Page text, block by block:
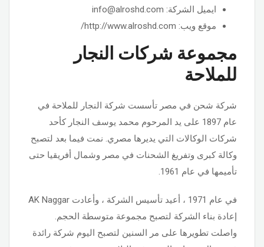
ايميل الشركة: info@alroshd.com
موقع ويب: http://www.alroshd.com/
مجموعة شركات النجار
للملاحة
شركة شحن في مصر تأسست شركة النجار للملاحة في
عام 1897 على يد المرحوم محمد يوسف النجار كأحد
شركات الوكالات التي يديرها مصري. نمت فيما بعد لتصبح
وكالة كبرى وتفريغ الشحنات في مصر وشمال أفريقيا حتى
تأميمها في عام 1961.
في عام 1971 ، أعيد تأسيس الشركة ، وأعادت AK Naggar
إعادة بناء الشركة لتصبح مجموعة متوسطة الحجم.
واصلت تطويرها على مر السنين لتصبح اليوم شركة رائدة